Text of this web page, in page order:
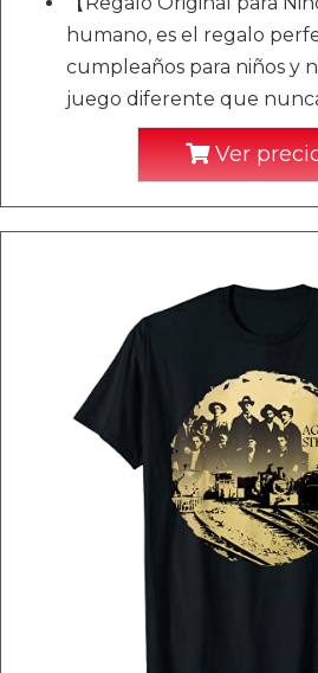
humano, es el regalo
cumpleaños para niños y
juego diferente que
Ver